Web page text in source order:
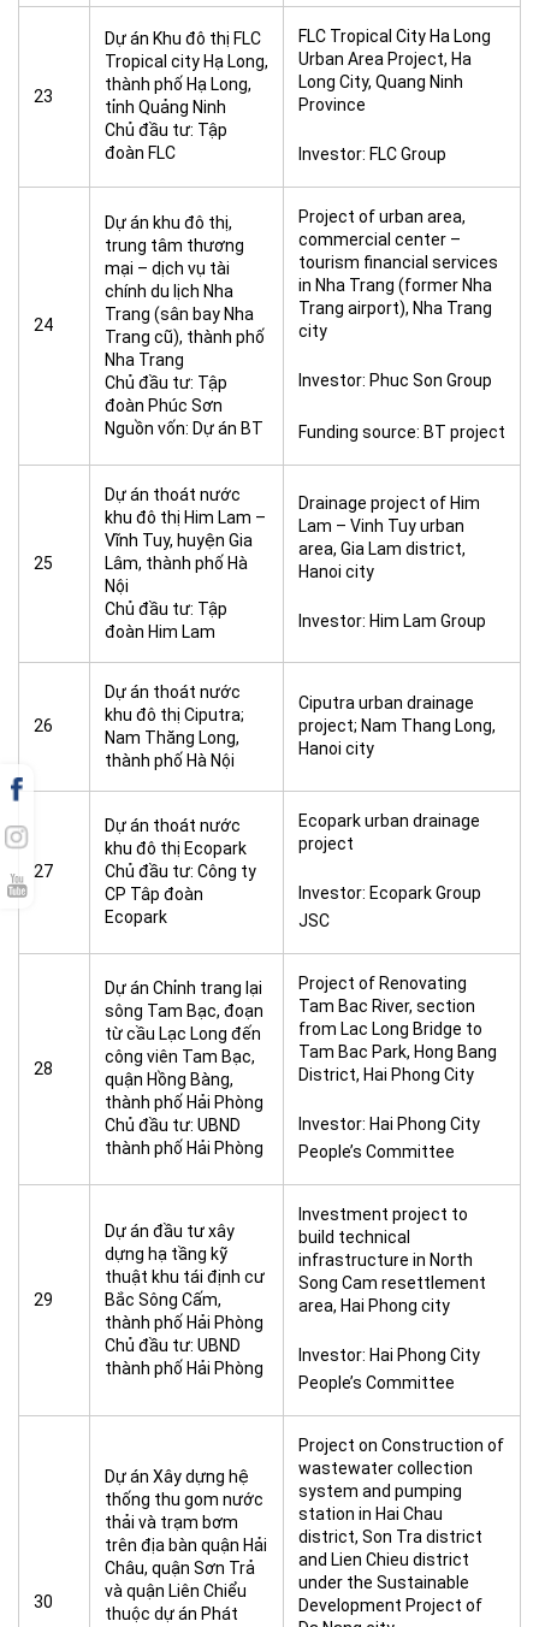
23
Dự án Khu đô thị FLC
Tropical city Hạ Long,
thành phố Hạ Long,
tỉnh Quảng Ninh
Chủ đầu tư: Tập
đoàn FLC
FLC Tropical City Ha Long
Urban Area Project, Ha
Long City, Quang Ninh
Province
Investor: FLC Group
24
Dự án khu đô thị,
trung tâm thương
mại – dịch vụ tài
chính du lịch Nha
Trang (sân bay Nha
Trang cũ), thành phố
Nha Trang
Chủ đầu tư: Tập
đoàn Phúc Sơn
Nguồn vốn: Dự án BT
Project of urban area,
commercial center –
tourism financial services
in Nha Trang (former Nha
Trang airport), Nha Trang
city
Investor: Phuc Son Group
Funding source: BT project
25
Dự án thoát nước
khu đô thị Him Lam –
Vĩnh Tuy, huyện Gia
Lâm, thành phố Hà
Nội
Chủ đầu tư: Tập
đoàn Him Lam
Drainage project of Him
Lam – Vinh Tuy urban
area, Gia Lam district,
Hanoi city
Investor: Him Lam Group
26
Dự án thoát nước
khu đô thị Ciputra;
Nam Thăng Long,
thành phố Hà Nội
Ciputra urban drainage
project; Nam Thang Long,
Hanoi city
27
Dự án thoát nước
khu đô thị Ecopark
Chủ đầu tư: Công ty
CP Tâp đoàn
Ecopark
Ecopark urban drainage
project
Investor: Ecopark Group
JSC
28
Dự án Chỉnh trang lại
sông Tam Bạc, đoạn
từ cầu Lạc Long đến
công viên Tam Bạc,
quận Hồng Bàng,
thành phố Hải Phòng
Chủ đầu tư: UBND
thành phố Hải Phòng
Project of Renovating
Tam Bac River, section
from Lac Long Bridge to
Tam Bac Park, Hong Bang
District, Hai Phong City
Investor: Hai Phong City
People’s Committee
29
Dự án đầu tư xây
dựng hạ tầng kỹ
thuật khu tái định cư
Bắc Sông Cấm,
thành phố Hải Phòng
Chủ đầu tư: UBND
thành phố Hải Phòng
Investment project to
build technical
infrastructure in North
Song Cam resettlement
area, Hai Phong city
Investor: Hai Phong City
People’s Committee
30
Dự án Xây dựng hệ
thống thu gom nước
thải và trạm bơm
trên địa bàn quận Hải
Châu, quận Sơn Trả
và quận Liên Chiểu
thuộc dự án Phát
Project on Construction of
wastewater collection
system and pumping
station in Hai Chau
district, Son Tra district
and Lien Chieu district
under the Sustainable
Development Project of